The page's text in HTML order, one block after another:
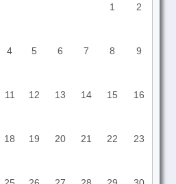
1 2
4 5 6 7 8 9
11 12 13 14 15 16
18 19 20 21 22 23